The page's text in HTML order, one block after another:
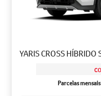
YARIS CROSS HÍBRIDO
Parcelas